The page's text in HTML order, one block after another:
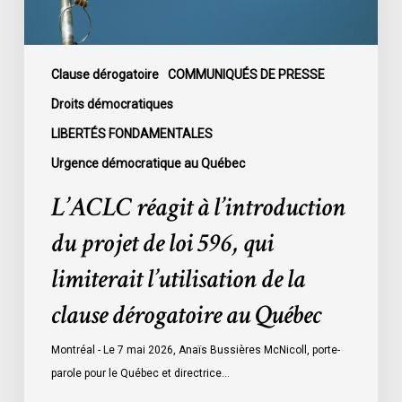
Clause dérogatoire COMMUNIQUÉS DE PRESSE
Droits démocratiques
LIBERTÉS FONDAMENTALES
Urgence démocratique au Québec
limiterait
l’utilisation
clause
dérogatoire
QuébecL’ACLC réagit à l’introduction
du projet de loi 596, qui
limiterait l’utilisation de la
clause dérogatoire au Québec
Montréal - Le 7 mai 2026, Anaïs Bussières McNicoll, porte-
parole pour le Québec et directrice…